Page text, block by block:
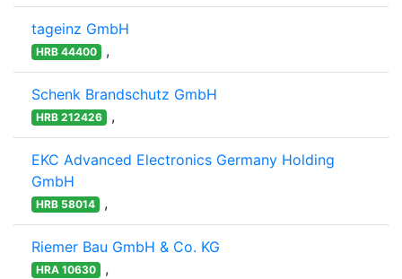
tageinz GmbH
HRB 44400 ,
Schenk Brandschutz GmbH
HRB 212426 ,
EKC Advanced Electronics Germany Holding
GmbH
HRB 58014 ,
Riemer Bau GmbH & Co. KG
HRA 10630 ,